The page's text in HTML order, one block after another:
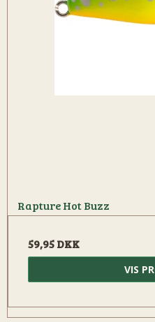
Rapture Hot Buzz
59,95 DKK
VIS